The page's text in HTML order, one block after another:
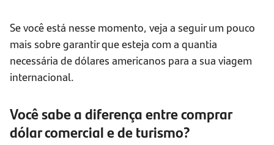
Se você está nesse momento, veja a seguir um pouco
mais sobre garantir que esteja com a quantia
necessária de dólares americanos para a sua viagem
internacional.
Você sabe a diferença entre comprar
dólar comercial e de turismo?